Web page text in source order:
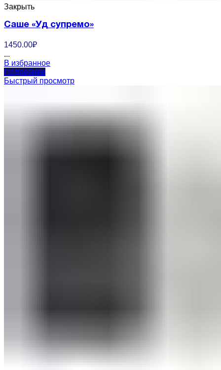
Закрыть
Саше «Уд супремо»
1450.00₽
...
В избранное
Подробнее
Быстрый просмотр